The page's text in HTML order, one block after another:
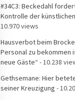
#34C3: Beckedahl
Kontrolle der
10.970 views
Hausverbot beim
Personal zu bekommen
neue Gäste“ - 10.238
Gethsemane: Hier
seiner Kreuzigung -